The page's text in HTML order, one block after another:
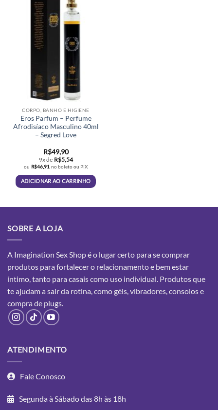
CORPO, BANHO E HIGIENE
Eros Parfum – Perfume
Afrodisíaco Masculino 40ml
– Segred Love
R$49,90
9x de R$5,54
ou R$46,91 no boleto ou PIX
ADICIONAR AO CARRINHO
SOBRE A LOJA
A Imagination Sex Shop é o lugar certo para se comprar
produtos para fortalecer o relacionamento e bem estar
íntimo, tanto para casais como uso individual. Produtos que
te ajudam a sair da rotina, como géis, vibradores, consolos e
comprade plugs.
ATENDIMENTO
Fale Conosco
Segunda à Sábado das 8h às 18h